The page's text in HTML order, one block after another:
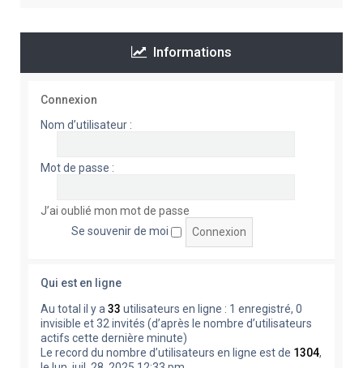
Informations
Connexion
Nom d’utilisateur :
Mot de passe :
J’ai oublié mon mot de passe
Se souvenir de moi
Qui est en ligne
Au total il y a 33 utilisateurs en ligne : 1 enregistré, 0
invisible et 32 invités (d’après le nombre d’utilisateurs
actifs cette dernière minute)
Le record du nombre d’utilisateurs en ligne est de 1304,